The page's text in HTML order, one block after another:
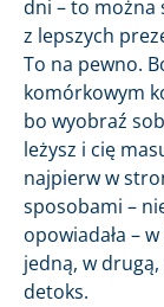
dni – to można
z lepszych
To na pewno.
komórkowym
bo wyobraź
leżysz i cię
najpierw w
sposobami –
opowiadała –
jedną, w
detoks.